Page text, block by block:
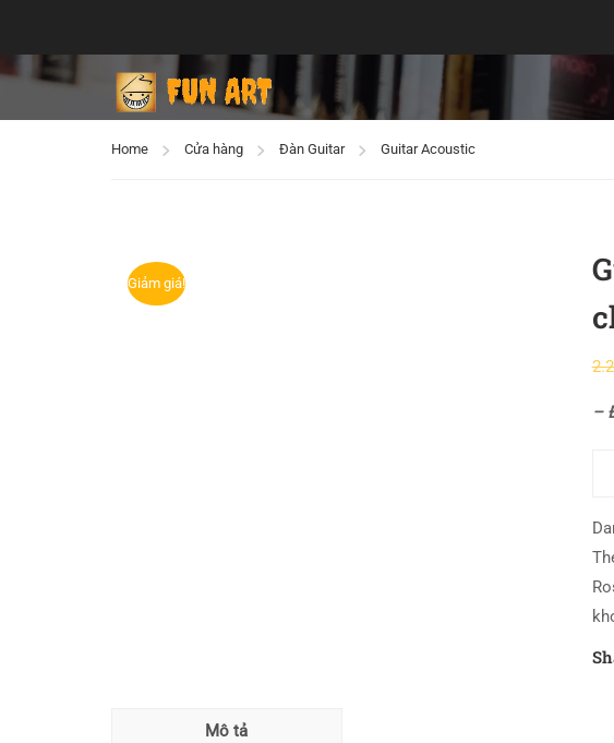
Home Cửa hàng Đàn Guitar Guitar Acoustic
Giảm giá!
–
Mô tả